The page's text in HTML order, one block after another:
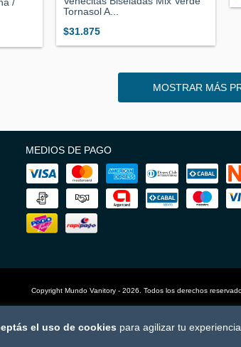
el uso de cookies para agilizar tu
Tornasol A...
$31.875
MOSTRAR MÁS
MEDIOS DE PAGO
Copyright Mundo Vanitory - 2026. Todos los derechos